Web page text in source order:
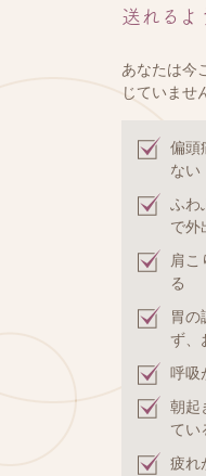
送れるよ
あなたは今
じていませ
偏頭
ない
ふわ
で外
肩こ
る
胃の
ず、
呼吸
朝起
てい
疲れ